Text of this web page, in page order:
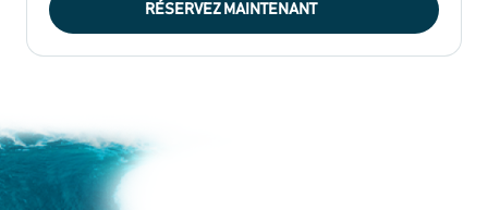
RÉSERVEZ MAINTENANT